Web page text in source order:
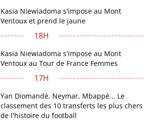
Kasia Niewiadoma s'impose au Mont
Ventoux et prend le jaune
18H
Kasia Niewiadoma s'impose au Mont
Ventoux au Tour de France Femmes
17H
Yan Diomandé, Neymar, Mbappé... Le
classement des 10 transferts les plus chers
de l'histoire du football